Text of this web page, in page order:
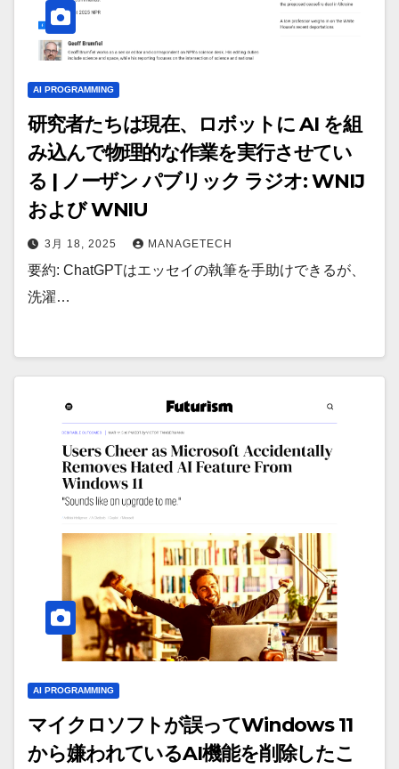
AI PROGRAMMING
研究者たちは現在、ロボットに AI を組
み込んで物理的な作業を実行させてい
る | ノーザン パブリック ラジオ: WNIJ
および WNIU
3月 18, 2025 MANAGETECH
要約: ChatGPTはエッセイの執筆を手助けできるが、
洗濯…
AI PROGRAMMING
マイクロソフトが誤ってWindows 11
から嫌われているAI機能を削除したこ